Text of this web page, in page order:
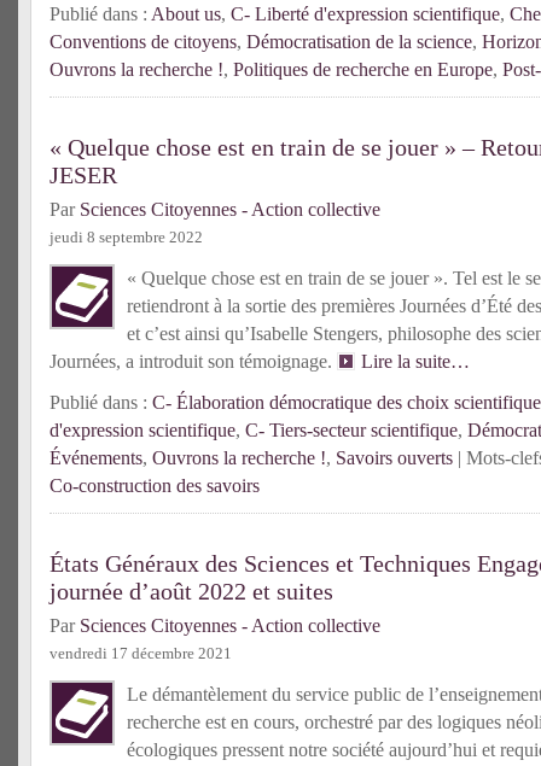
Publié dans : About us, C- Liberté d'expression scientifique,
Conventions de citoyens, Démocratisation de la science,
Ouvrons la recherche !, Politiques de recherche en Europe,
« Quelque chose est en train de se jouer » –
JESER
Par Sciences Citoyennes - Action collective
jeudi 8 septembre 2022
« Quelque chose est en train de se jouer ». Tel est le
retiendront à la sortie des premières Journées d’Été
et c’est ainsi qu’Isabelle Stengers, philosophe des
Journées, a introduit son témoignage.
Lire la suite…
Publié dans : C- Élaboration démocratique des choix
d'expression scientifique, C- Tiers-secteur scientifique,
Événements, Ouvrons la recherche !, Savoirs ouverts | Mots-
Co-construction des savoirs
États Généraux des Sciences et Techniques
journée d’août 2022 et suites
Par Sciences Citoyennes - Action collective
vendredi 17 décembre 2021
Le démantèlement du service public de
recherche est en cours, orchestré par des logiques
écologiques pressent notre société aujourd’hui et